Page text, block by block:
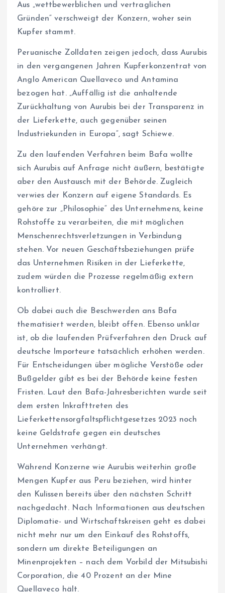
Aus „wettbewerblichen und vertraglichen
Gründen“ verschweigt der Konzern, woher sein
Kupfer stammt.
Peruanische Zolldaten zeigen jedoch, dass Aurubis
in den vergangenen Jahren Kupferkonzentrat von
Anglo American Quellaveco und Antamina
bezogen hat. „Auffällig ist die anhaltende
Zurückhaltung von Aurubis bei der Transparenz in
der Lieferkette, auch gegenüber seinen
Industriekunden in Europa“, sagt Schiewe.
Zu den laufenden Verfahren beim Bafa wollte
sich Aurubis auf Anfrage nicht äußern, bestätigte
aber den Austausch mit der Behörde. Zugleich
verwies der Konzern auf eigene Standards. Es
gehöre zur „Philosophie“ des Unternehmens, keine
Rohstoffe zu verarbeiten, die mit möglichen
Menschenrechtsverletzungen in Verbindung
stehen. Vor neuen Geschäftsbeziehungen prüfe
das Unternehmen Risiken in der Lieferkette,
zudem würden die Prozesse regelmäßig extern
kontrolliert.
Ob dabei auch die Beschwerden ans Bafa
thematisiert werden, bleibt offen. Ebenso unklar
ist, ob die laufenden Prüfverfahren den Druck auf
deutsche Importeure tatsächlich erhöhen werden.
Für Entscheidungen über mögliche Verstöße oder
Bußgelder gibt es bei der Behörde keine festen
Fristen. Laut den Bafa-Jahresberichten wurde seit
dem ersten Inkrafttreten des
Lieferkettensorgfaltspflichtgesetzes 2023 noch
keine Geldstrafe gegen ein deutsches
Unternehmen verhängt.
Während Konzerne wie Aurubis weiterhin große
Mengen Kupfer aus Peru beziehen, wird hinter
den Kulissen bereits über den nächsten Schritt
nachgedacht. Nach Informationen aus deutschen
Diplomatie- und Wirtschaftskreisen geht es dabei
nicht mehr nur um den Einkauf des Rohstoffs,
sondern um direkte Beteiligungen an
Minenprojekten – nach dem Vorbild der Mitsubishi
Corporation, die 40 Prozent an der Mine
Quellaveco hält.